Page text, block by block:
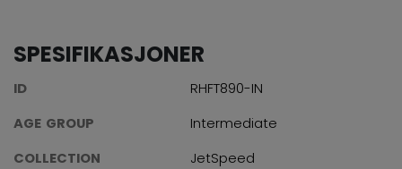
SPESIFIKASJONER
ID
RHFT890-IN
AGE GROUP
Intermediate
COLLECTION
JetSpeed